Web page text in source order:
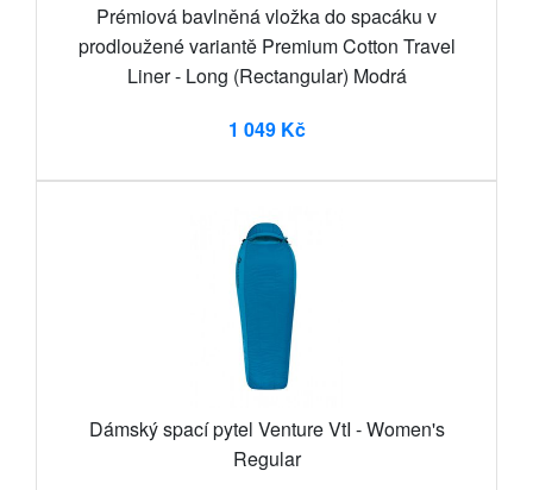
Prémiová bavlněná vložka do spacáku v
prodloužené variantě Premium Cotton Travel
Liner - Long (Rectangular) Modrá
1 049 Kč
Dámský spací pytel Venture VtI - Women's
Regular